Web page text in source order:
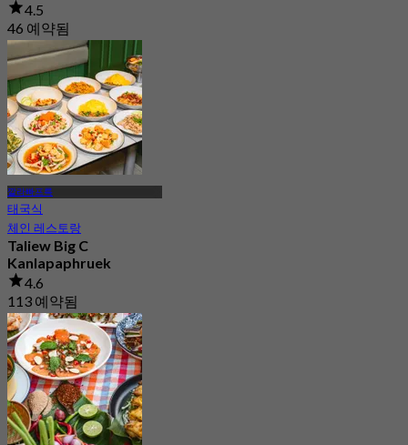
4.5
46 예약됨
에서฿ 574.5
깔라빠프륵
태국식
체인 레스토랑
Taliew Big C
Kanlapaphruek
4.6
113 예약됨
에서฿ 224.75